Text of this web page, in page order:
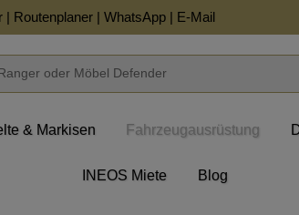
| Routenplaner | WhatsApp | E-Mail
& Markisen Fahrzeugausrüstung
INEOS Miete Blog